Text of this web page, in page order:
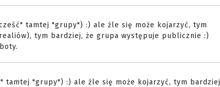
tamtej "grupy") :) ale źle się może kojarzyć, tym
tym bardziej, że grupa występuje publicznie :)
tamtej "grupy") :) ale źle się może kojarzyć, tym bardziej